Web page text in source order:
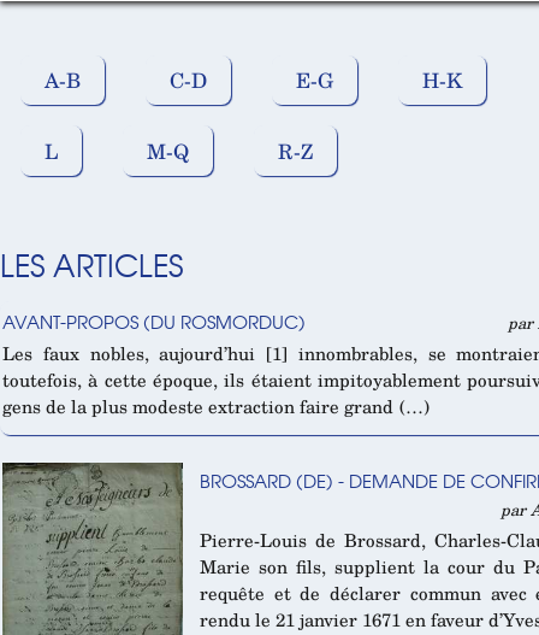
A-B C-D E-G H-K
L M-Q R-Z
LES ARTICLES
AVANT-PROPOS (DU ROSMORDUC) par
Les faux nobles, aujourd’hui [1] innombrables, se
toutefois, à cette époque, ils étaient impitoyablement
gens de la plus modeste extraction faire grand (…)
BROSSARD (DE) - DEMANDE DE
par
Pierre-Louis de Brossard, Charles-
Marie son fils, supplient la cour du
requête et de déclarer commun
rendu le 21 janvier 1671 en faveur